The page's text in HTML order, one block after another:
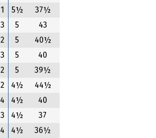
1 5½
37½
3 5
43
2 5
40½
3 5
40
2 5
39½
2 4½
44½
4 4½
40
3 4½
37
4 4½
36½